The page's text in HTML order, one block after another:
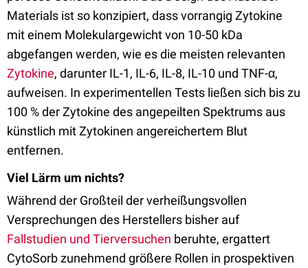
Materials ist so konzipiert, dass vorrangig Zytokine
mit einem Molekulargewicht von 10-50 kDa
abgefangen werden, wie es die meisten relevanten
Zytokine, darunter IL-1, IL-6, IL-8, IL-10 und TNF-α,
aufweisen. In experimentellen Tests ließen sich bis zu
100 % der Zytokine des angepeilten Spektrums aus
künstlich mit Zytokinen angereichertem Blut
entfernen.
Viel Lärm um nichts?
Während der Großteil der verheißungsvollen
Versprechungen des Herstellers bisher auf
Fallstudien und Tierversuchen beruhte, ergattert
CytoSorb zunehmend größere Rollen in prospektiven